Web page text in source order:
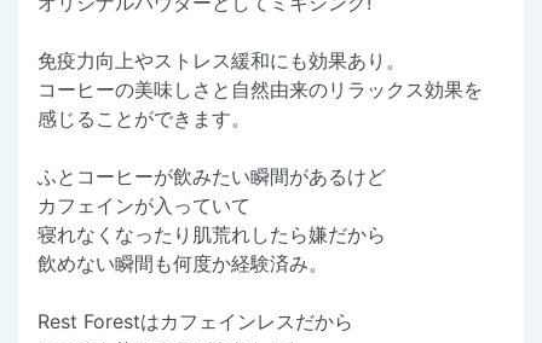
免疫力向上やストレス緩和にも効果あり。
コーヒーの美味しさと自然由来のリラックス効果を
感じることができます。
ふとコーヒーが飲みたい瞬間があるけど
カフェインが入っていて
寝れなくなったり肌荒れしたら嫌だから
飲めない瞬間も何度か経験済み。
Rest Forestはカフェインレスだから